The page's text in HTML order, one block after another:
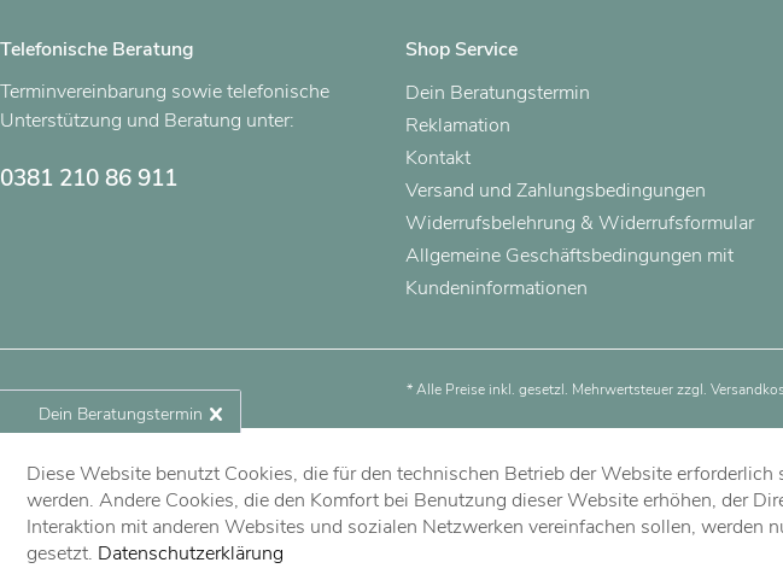
Dein Beratungstermin
Jetzt vereinbaren!
Telefonische Beratung
Terminvereinbarung sowie telefonische
Unterstützung und Beratung unter:
0381 210 86 911
Shop Service
Dein Beratungstermin
Reklamation
Kontakt
Versand und Zahlungsbedingungen
Widerrufsbelehrung & Widerrufsformular
Allgemeine Geschäftsbedingungen mit
Kundeninformationen
* Alle Preise inkl. gesetzl. Mehrwertsteuer zzgl.
Diese Website benutzt Cookies, die für den technischen Betrieb der Website
werden. Andere Cookies, die den Komfort bei Benutzung dieser Website erhöhen, der
Interaktion mit anderen Websites und sozialen Netzwerken vereinfachen sollen, werden
gesetzt. Datenschutzerklärung